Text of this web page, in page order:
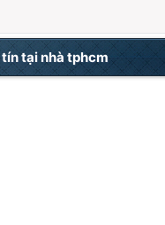
tại nhà tphcm